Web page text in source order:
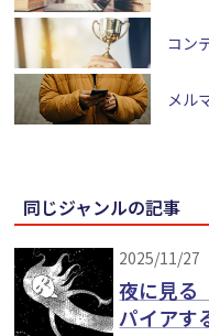
コン
メル
同じジャンルの記事
2025/11/27
夜に見る
パイアす